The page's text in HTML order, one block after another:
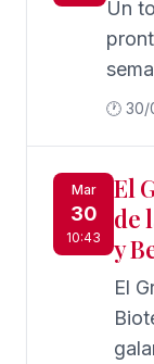
Y
Un
🕐 30/
Mar
30
10:43
El
de
y
El